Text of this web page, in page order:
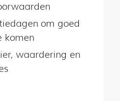
om goed
komen
waardering en